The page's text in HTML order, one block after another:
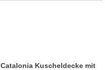
Catalonia Kuscheldecke mit